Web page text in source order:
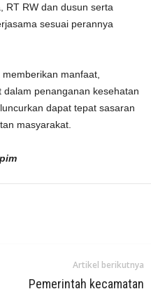
RT RW dan dusun serta
sesuai perannya
manfaat,
penanganan kesehatan
dapat tepat sasaran
masyarakat.
Artikel berikutnya
Pemerintah kecamatan